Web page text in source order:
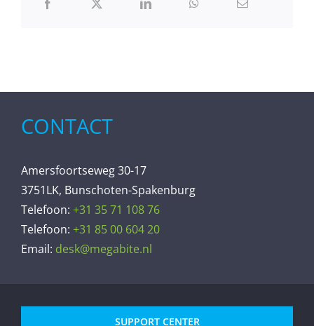
CONTACT
Amersfoortseweg 30-17
3751LK, Bunschoten-Spakenburg
Telefoon: +31 35 71 108 76
Telefoon: +31 85 00 604 20
Email: desk@megabite.nl
SUPPORT CENTER